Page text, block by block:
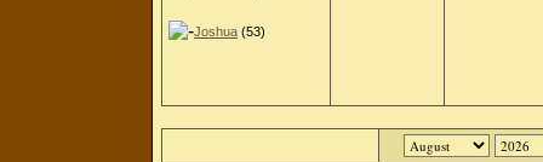
Joshua (53)